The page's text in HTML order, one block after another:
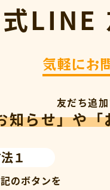
LINE
気軽にお
友だち追
知らせ」や
１
のボタンを